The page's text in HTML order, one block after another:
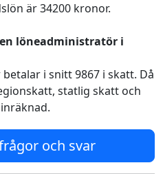
är 34200 kronor.
löneadministratör i
i snitt 9867 i skatt. Då
statlig skatt och
och svar